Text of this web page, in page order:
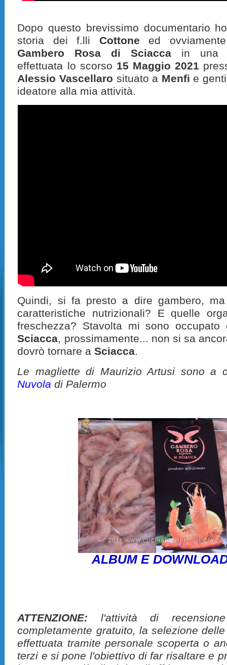
Dopo questo brevissimo documentario
storia dei f.lli Cottone ed
Gambero Rosa di Sciacca in una
effettuata lo scorso 15 Maggio 2021
Alessio Vascellaro situato a Menfi e
ideatore alla mia attività.
Quindi, si fa presto a dire gambero,
caratteristiche nutrizionali? E quelle
freschezza? Stavolta mi sono
Sciacca, prossimamente... non si sa
dovrò tornare aSciacca.
Le magliette di Maurizio Artusi sono a
Nuvola di Palermo
ALBUM E
ATTENZIONE: l'attività di
completamente gratuito, la selezione
effettuata tramite personale scoperta o
terzi e si pone l'obiettivo di far risaltare e